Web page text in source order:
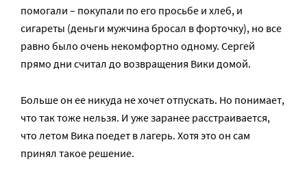
помогали – покупали по его просьбе и хлеб, и
сигареты (деньги мужчина бросал в форточку), но все
равно было очень некомфортно одному. Сергей
прямо дни считал до возвращения Вики домой.
Больше он ее никуда не хочет отпускать. Но понимает,
что так тоже нельзя. И уже заранее расстраивается,
что летом Вика поедет в лагерь. Хотя это он сам
принял такое решение.